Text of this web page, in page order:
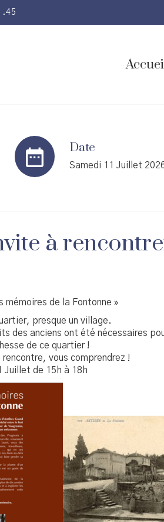
Date
Samedi 11 Juillet
à
mémoires de la Fontonne »
presque un village.
des anciens ont été nécessaires
de ce quartier !
vous comprendrez !
Juillet de 15h à 18h